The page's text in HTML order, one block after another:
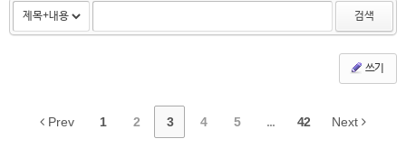
검색
쓰기
Prev 1 2 3 4 5 ... 42 Next